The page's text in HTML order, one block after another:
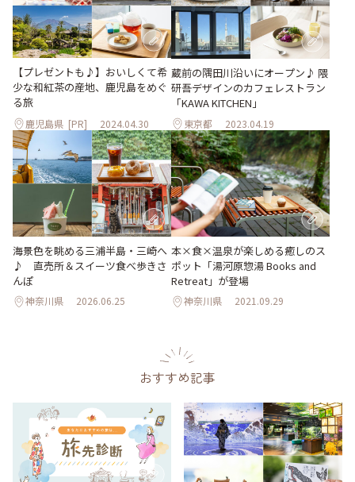
【プレゼントも♪】おいしくて希
少な和紅茶の産地、鹿児島をめぐ
る旅
鹿児島県 [PR] 2024.04.30
蔵前の隅田川沿いにオープン♪ 隈
研吾デザインのカフェレストラン
「KAWA KITCHEN」
東京都 2023.04.19
海景色を眺める三浦半島・三崎へ
♪ 直売所＆スイーツ食べ歩きさ
んぽ
神奈川県 2026.06.25
本×食×温泉が楽しめる癒しのス
ポット「湯河原惣湯 Books and
Retreat」が登場
神奈川県 2021.09.29
おすすめ記事